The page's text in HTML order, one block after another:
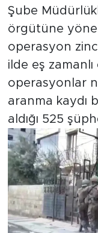
Şube
örgütüne
operasyon
ilde eş
operasyonlar
aranma kaydı
aldığı 525